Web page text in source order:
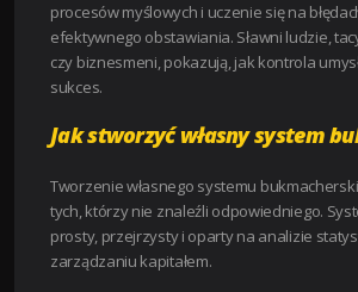
procesów myślowych i uczenie się na
efektywnego obstawiania. Sławni ludzie,
czy biznesmeni, pokazują, jak kontrola
sukces.
Jak stworzyć własny system
Tworzenie własnego systemu
tych, którzy nie znaleźli odpowiedniego.
prosty, przejrzysty i oparty na analizie
zarządzaniu kapitałem.